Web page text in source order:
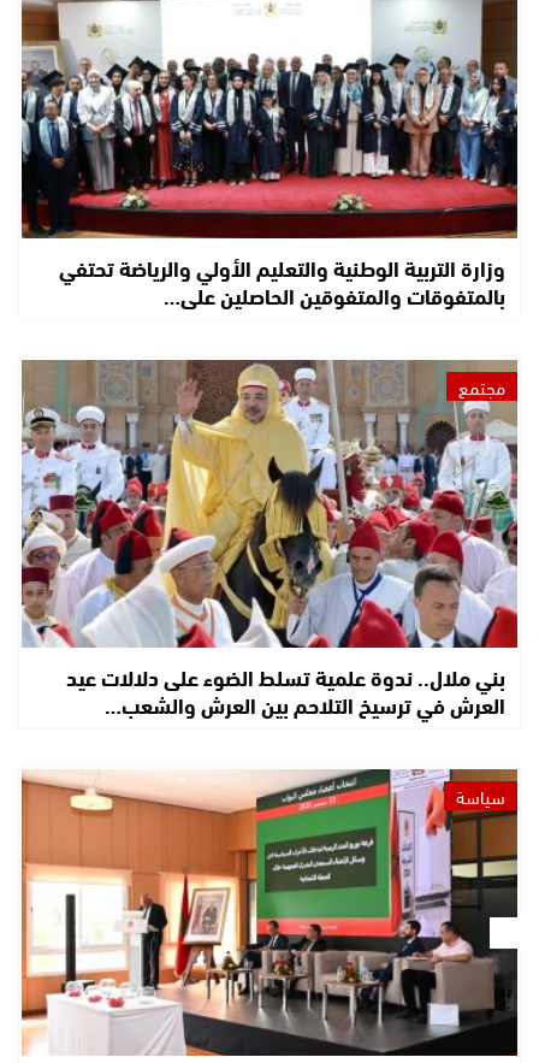
وزارة التربية الوطنية والتعليم الأولي والرياضة تحتفي
بالمتفوقات والمتفوقين الحاصلين على…
مجتمع
بني ملال.. ندوة علمية تسلط الضوء على دلالات عيد
العرش في ترسيخ التلاحم بين العرش والشعب…
سياسة